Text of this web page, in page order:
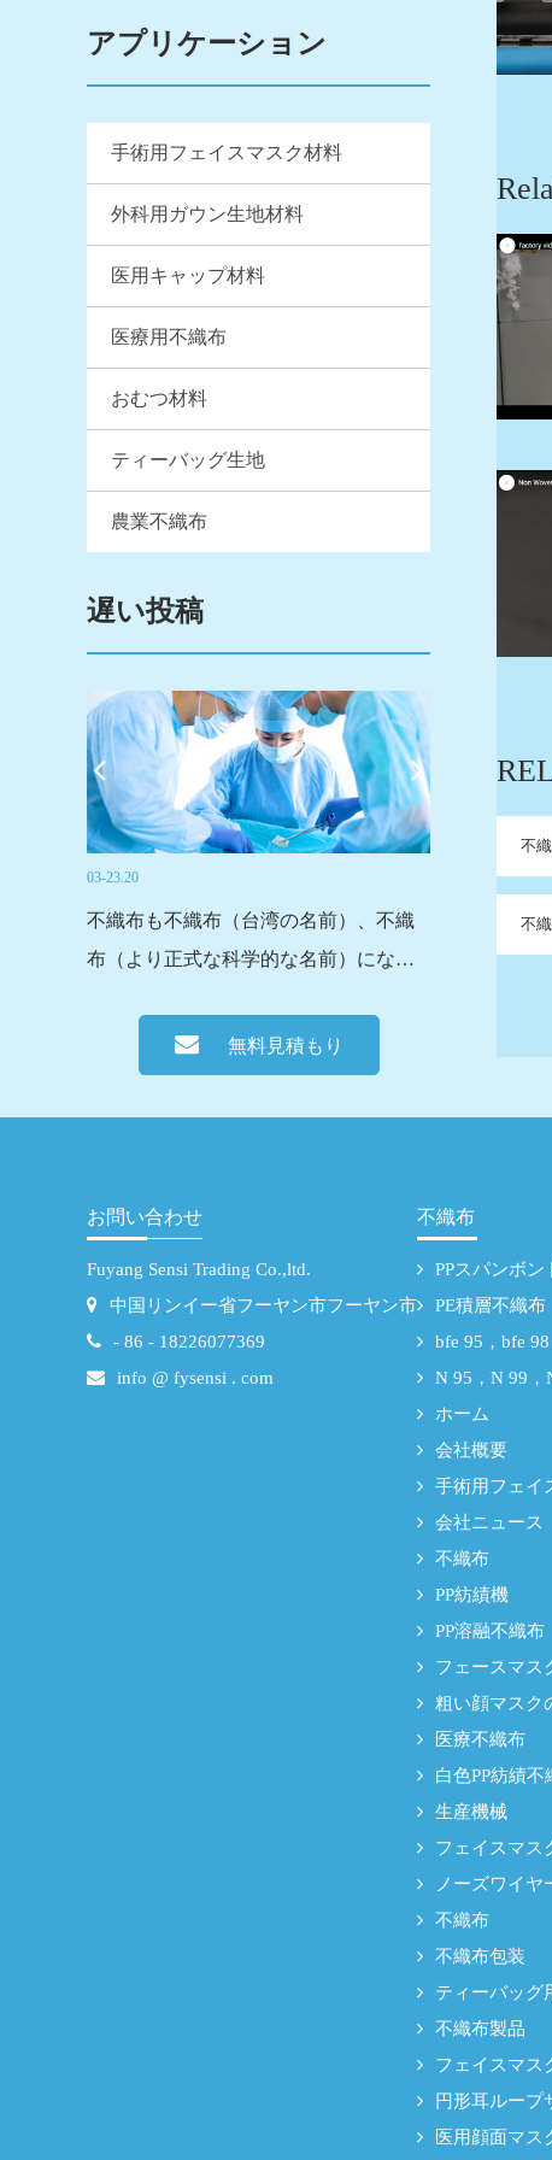
アプリケーション
手術用フェイスマスク材料
外科用ガウン生地材料
医用キャップ材料
医療用不織布
おむつ材料
ティーバッグ生地
農業不織布
遅い投稿
03-19.20
フーヤンsensiトレーディング株式会社
は、主要な活性化カーボンクロスメー
性炭素繊維の生地を供給し、1つは通常
の活性炭不織布です。
無料見積もり
不
不
お問い合わせ
Fuyang Sensi Trading Co.,ltd.
中国リンイー省フーヤン市フーヤン市
- 86 - 18226077369
info @ fysensi . com
不織布
PPスパンボン
PE積層不織布
bfe 95，bfe
N 95，N 99，
ホーム
会社概要
手術用フェイ
会社ニュース
不織布
PP紡績機
PP溶融不織布
フェースマス
粗い顔マスク
医療不織布
白色PP紡績不
生産機械
フェイスマス
ノーズワイヤ
不織布
不織布包装
ティーバッグ
不織布製品
フェイスマス
円形耳ループ
医用顔面マス